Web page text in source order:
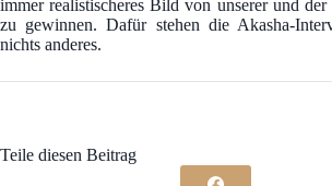
immer realistischeres Bild von unserer und der
zu gewinnen. Dafür stehen die Akasha-
nichts anderes.
Teile diesen Beitrag